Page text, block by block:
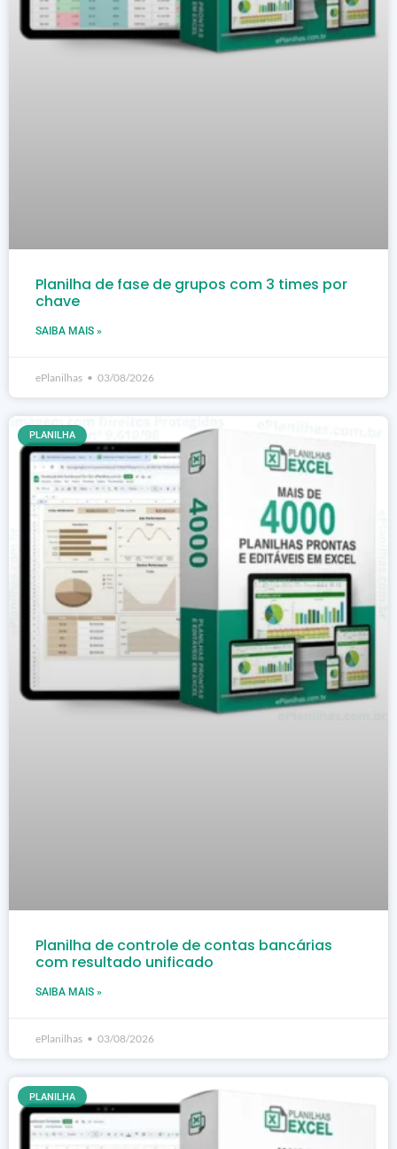
Planilha de fase de grupos com 3 times por
chave
SAIBA MAIS »
ePlanilhas 03/08/2026
PLANILHA
Planilha de controle de contas bancárias
com resultado unificado
SAIBA MAIS »
ePlanilhas 03/08/2026
PLANILHA